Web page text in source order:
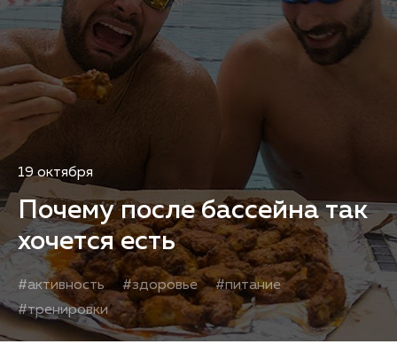
19 октября
Почему после бассейна так
хочется есть
#активность #здоровье #питание
#тренировки